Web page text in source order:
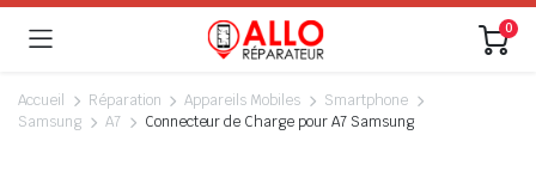
0
Accueil Réparation Appareils Mobiles
Smartphone
Samsung
A7 Connecteur de Charge pour A7 Samsung